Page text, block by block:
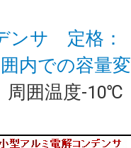
デンサ 定
内での容量
周囲温度-10℃